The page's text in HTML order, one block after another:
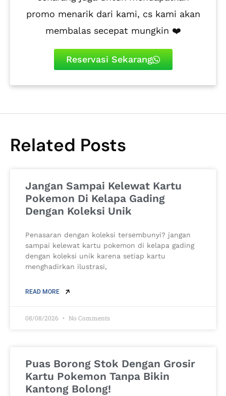
promo menarik dari kami, cs kami akan
membalas secepat mungkin ❤️
Reservasi Sekarang
Related Posts
Jangan Sampai Kelewat Kartu
Pokemon Di Kelapa Gading
Dengan Koleksi Unik
Penasaran dengan koleksi tersembunyi? jangan
sampai kelewat kartu pokemon di kelapa gading
dengan koleksi unik karena setiap kartu
menghadirkan ilustrasi,
READ MORE
08/08/2026 No Comments
Puas Borong Stok Dengan Grosir
Kartu Pokemon Tanpa Bikin
Kantong Bolong!